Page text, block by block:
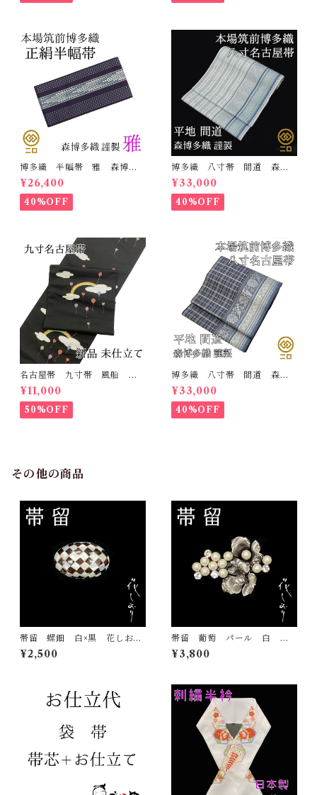
博多織 半幅帯 雅 森博多
織 正絹 リバーシブル 長
さ/3m78cm 日本製 和装
小袋帯 半巾帯
¥26,400
40%OFF
博多織 八寸帯 間道 森博
多織 正絹 日本製 未仕立
て 名古屋帯
¥33,000
40%OFF
名古屋帯 九寸帯 風船
雲 虹 正絹 日本製 九寸
名古屋帯
¥11,000
50%OFF
博多織 八寸帯 間道 森博
多織 正絹 日本製 未仕立
て 名古屋帯
¥33,000
40%OFF
その他の商品
帯留 螺鈿 白×黒 花しお
り 大原商店 帯飾り 日本
製 和装小物
¥2,500
帯留 葡萄 パール 白 花
しおり 大原商店 帯飾り
日本製 和装小物
¥3,800